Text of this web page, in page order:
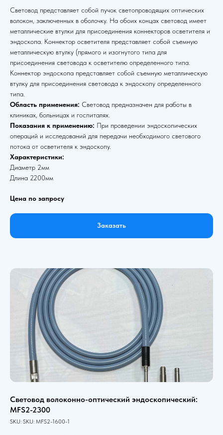
Световод представляет собой пучок светопроводящих оптических
волокон, заключенных в оболочку. На обоих концах световод имеет
металлические втулки для присоединения коннекторов осветителя и
эндоскопа. Коннектор осветителя представляет собой съемную
металлическую втулку (прямого и изогнутого типа для
присоединения световода к осветителю определенного типа.
Коннектор эндоскопа представляет собой съемную металлическую
втулку для присоединения световода к эндоскопу определенного
типа.
Область применения: Световод предназначен для работы в
клиниках, больницах и госпиталях.
Показания к применению: При проведении эндоскопических
операций и исследований для передачи необходимого светового
потока от осветителя к эндоскопу.
Характеристики:
Диаметр 2мм
Длина 2200мм
Цена по запросу
Заказать
Световод волоконно-оптический эндоскопический:
MFS2-2300
SKU: SKU: MFS2-1600-1